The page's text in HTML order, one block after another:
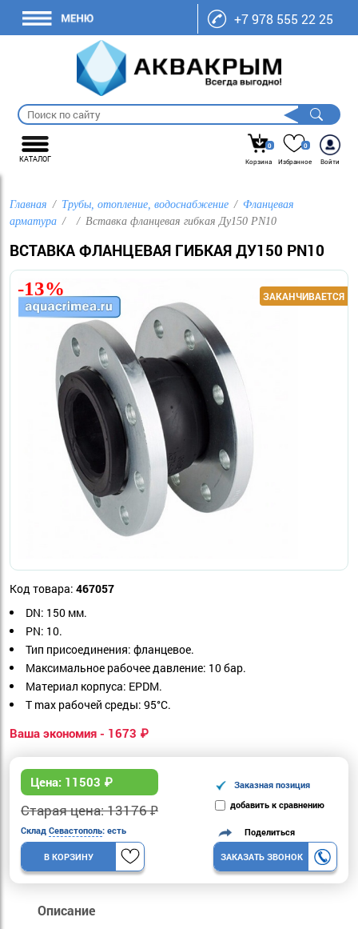
+7 978 555 22 25
КАТАЛОГ
0
Корзина
0
Избранное
Войти
Главная Трубы, отопление, водоснабжение
Фланцевая
арматура
Вставка фланцевая гибкая Ду150 PN10
ВСТАВКА ФЛАНЦЕВАЯ ГИБКАЯ ДУ150 PN10
Код товара: 467057
DN: 150 мм.
PN: 10.
Тип присоединения: фланцевое.
Максимальное рабочее давление: 10 бар.
Материал корпуса: EPDM.
T max рабочей среды: 95°С.
Ваша экономия - 1673 ₽
Цена: 11503 ₽
Старая цена: 13176 ₽
Заказная позиция
добавить к сравнению
Склад Севастополь: есть
В КОРЗИНУ
Поделиться
ЗАКАЗАТЬ ЗВОНОК
-13%
Описание